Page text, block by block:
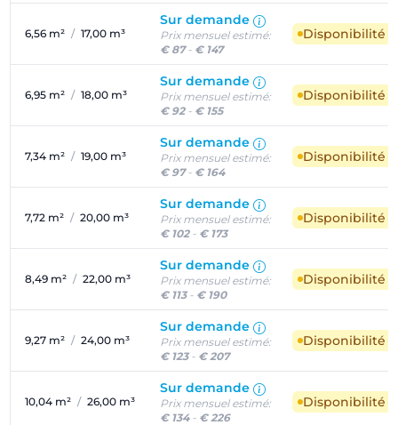
6,56 m² / 17,00 m³
Sur demande
Prix mensuel estimé:
€ 87- € 147
Disponibilité
6,95 m² / 18,00 m³
Sur demande
Prix mensuel estimé:
€ 92- € 155
Disponibilité
7,34 m² / 19,00 m³
Sur demande
Prix mensuel estimé:
€ 97- € 164
Disponibilité
7,72 m² / 20,00 m³
Sur demande
Prix mensuel estimé:
€ 102- € 173
Disponibilité
8,49 m² / 22,00 m³
Sur demande
Prix mensuel estimé:
€ 113- € 190
Disponibilité
9,27 m² / 24,00 m³
Sur demande
Prix mensuel estimé:
€ 123- € 207
Disponibilité
10,04 m² / 26,00 m³
Sur demande
Prix mensuel estimé:
€ 134- € 226
Disponibilité